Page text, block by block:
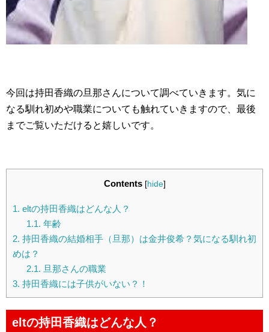
今回は持田香織の旦那さんについて調べていきます。気に
なる馴れ初めや職業についても触れていきますので、最後
までご覧いただけると嬉しいです。
Contents [hide]
1. eltの持田香織はどんな人？
1.1. 年齢
2. 持田香織の結婚相手（旦那）は金井俊希？気になる馴れ初
めは？
2.1. 旦那さんの職業
3. 持田香織には子供がいない？！
eltの持田香織はどんな人？